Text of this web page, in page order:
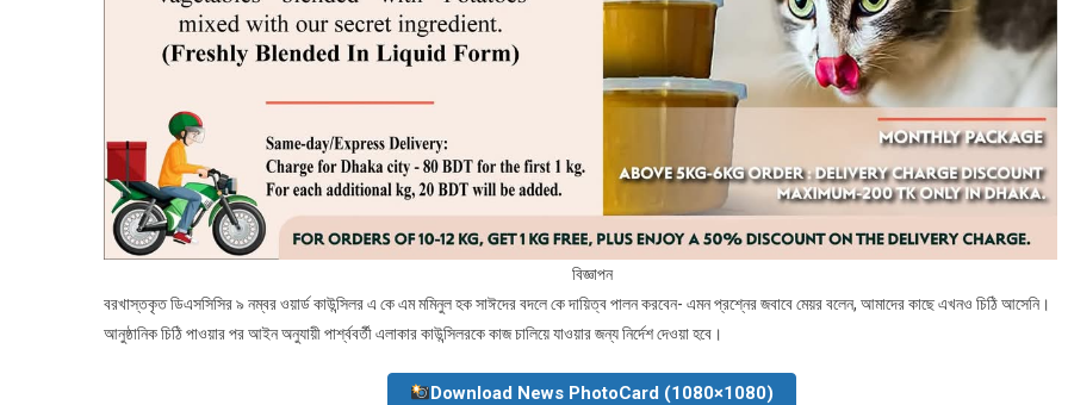
বিজ্ঞাপন
বরখাস্তকৃত ডিএসসিসির ৯ নম্বর ওয়ার্ড কাউন্সিলর এ কে এম মমিনুল হক সাঈদের বদলে কে দায়িত্ব পালন করবেন- এমন প্রশ্নের জবাবে মেয়র বলেন, আমাদের কাছে এখনও চিঠি আসেনি।
আনুষ্ঠানিক চিঠি পাওয়ার পর আইন অনুযায়ী পার্শ্ববর্তী এলাকার কাউন্সিলরকে কাজ চালিয়ে যাওয়ার জন্য নির্দেশ দেওয়া হবে।
Download News PhotoCard (1080×1080)